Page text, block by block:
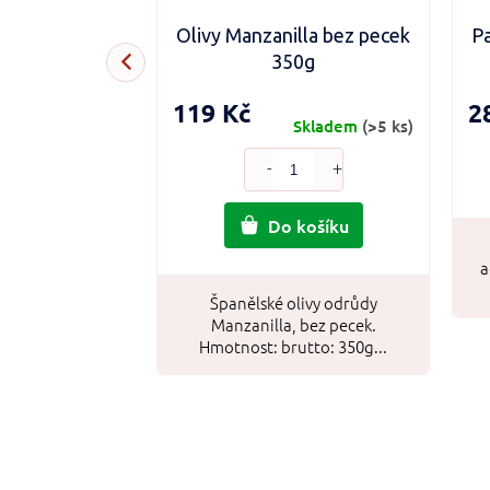
Olivy Manzanilla bez pecek
350g
119 Kč
Do košíku
Španělské olivy odrůdy
Manzanilla, bez pecek.
Hmotnost: brutto: 350g...
Skladem (>5 ks)